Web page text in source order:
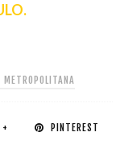
METROPOLITANA
+ PINTEREST